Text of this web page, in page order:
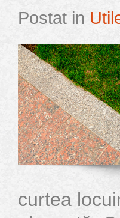
Postat in
curtea